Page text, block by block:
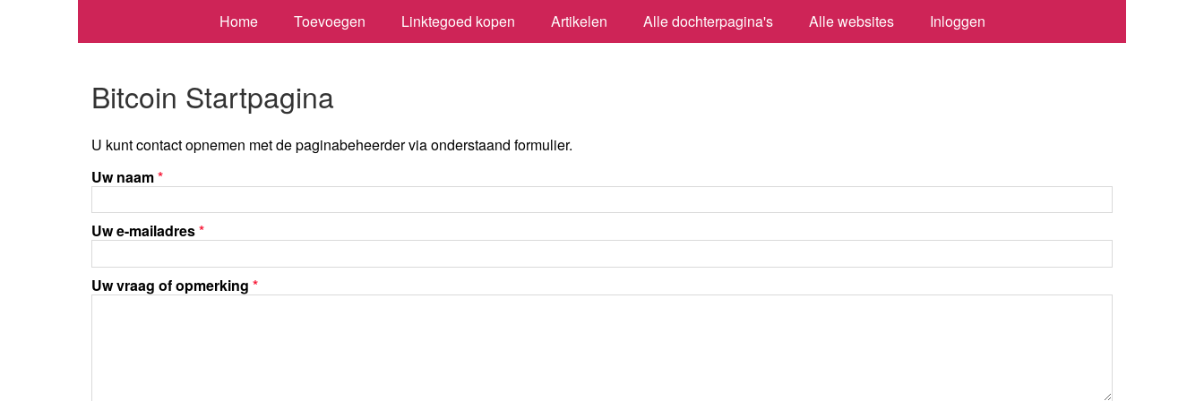
Home Toevoegen Linktegoed kopen Artikelen Alle dochterpagina's Alle websites Inloggen
Bitcoin Startpagina
U kunt contact opnemen met de paginabeheerder via onderstaand formulier.
Uw naam*
Uw e-mailadres*
Uw vraag of opmerking *